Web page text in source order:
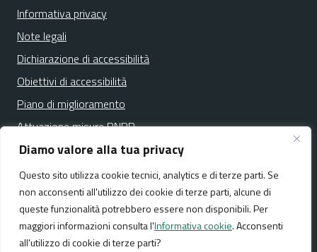
Diamo valore alla tua privacy
Questo sito utilizza cookie tecnici, analytics e di terze parti. Se
non acconsenti all'utilizzo dei cookie di terze parti, alcune di
queste funzionalità potrebbero essere non disponibili. Per
maggiori informazioni consulta l'Informativa cookie. Acconsenti
all'utilizzo di cookie di terze parti?
Informativa privacy
Note legali
Dichiarazione di accessibilità
Obiettivi di accessibilità
Piano di miglioramento
Attuazione misure PNRR
Media policy Mappa del sito